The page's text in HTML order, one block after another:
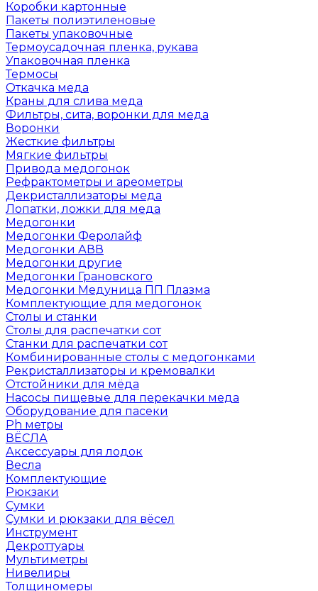
Коробки картонные
Пакеты полиэтиленовые
Пакеты упаковочные
Термоусадочная пленка, рукава
Упаковочная пленка
Термосы
Откачка меда
Краны для слива меда
Фильтры, сита, воронки для меда
Воронки
Жесткие фильтры
Мягкие фильтры
Привода медогонок
Рефрактометры и ареометры
Декристаллизаторы меда
Лопатки, ложки для меда
Медогонки
Медогонки Феролайф
Медогонки АВВ
Медогонки другие
Медогонки Грановского
Медогонки Медуница ПП Плазма
Комплектующие для медогонок
Столы и станки
Столы для распечатки сот
Станки для распечатки сот
Комбинированные столы с медогонками
Рекристаллизаторы и кремовалки
Отстойники для мёда
Насосы пищевые для перекачки меда
Оборудование для пасеки
Ph метры
ВЁСЛА
Аксессуары для лодок
Весла
Комплектующие
Рюкзаки
Сумки
Сумки и рюкзаки для вёсел
Инструмент
Декроттуары
Мультиметры
Нивелиры
Толщиномеры